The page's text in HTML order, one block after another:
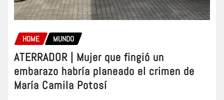
HOME MUNDO
ATERRADOR | Mujer que fingió un
embarazo habría planeado el crimen de
María Camila Potosí